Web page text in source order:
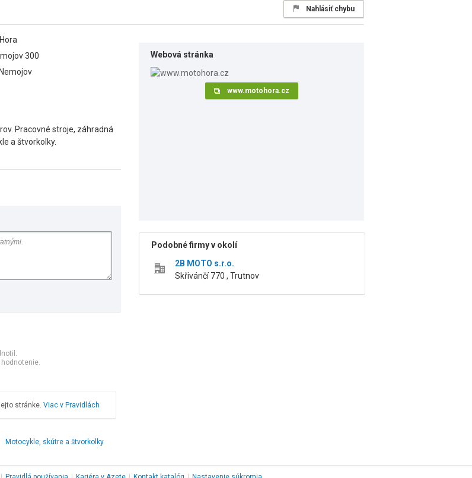
Nahlásiť chybu
300
Nemojov
Pracovné stroje, záhradná
a štvorkolky.
hodnotenie.
stránke. Viac v Pravidlách
Webová stránka
www.motohora.cz
Podobné firmy v okolí
2B MOTO s.r.o.
Skřivánčí 770 , Trutnov
Motocykle, skútre a štvorkolky